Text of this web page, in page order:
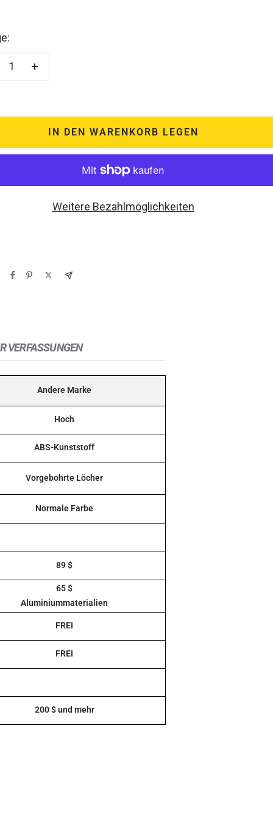
IN DEN WARENKORB LEGEN
Weitere Bezahlmöglichkeiten
Andere Marke
Hoch
ABS-Kunststoff
Vorgebohrte Löcher
Normale Farbe
89 $
65 $
Aluminiummaterialien
FREI
FREI
200 $ und mehr
VERFASSUNGEN